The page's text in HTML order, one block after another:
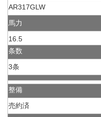
AR317GLW
馬力
16.5
条数
3条
整備
売約済